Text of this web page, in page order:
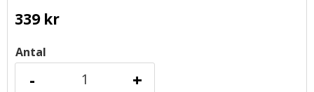
339kr
Antal
+
-